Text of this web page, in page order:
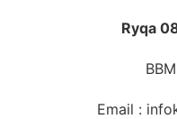
Ryqa
Email :